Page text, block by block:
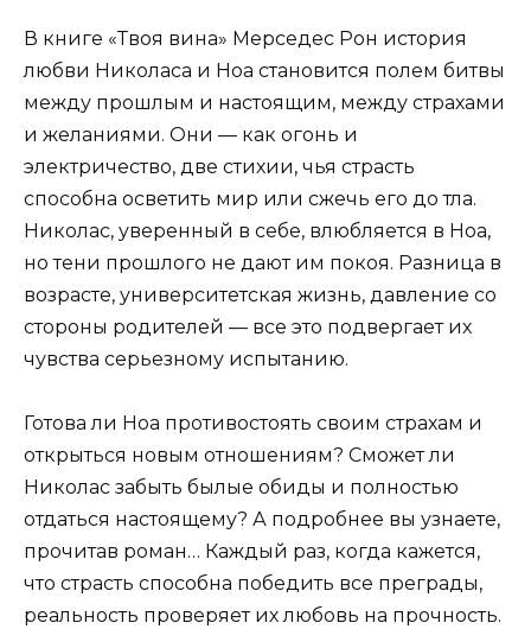
В книге «Твоя вина» Мерседес Рон история
любви Николаса и Ноа становится полем битвы
между прошлым и настоящим, между страхами
и желаниями. Они — как огонь и
электричество, две стихии, чья страсть
способна осветить мир или сжечь его до тла.
Николас, уверенный в себе, влюбляется в Ноа,
но тени прошлого не дают им покоя. Разница в
возрасте, университетская жизнь, давление со
стороны родителей — все это подвергает их
чувства серьезному испытанию.
Готова ли Ноа противостоять своим страхам и
открыться новым отношениям? Сможет ли
Николас забыть былые обиды и полностью
отдаться настоящему? А подробнее вы узнаете,
прочитав роман… Каждый раз, когда кажется,
что страсть способна победить все преграды,
реальность проверяет их любовь на прочность.